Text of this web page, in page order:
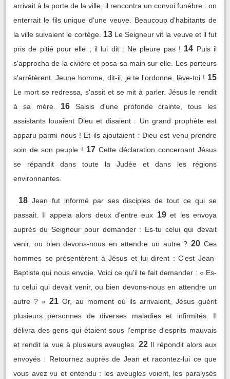
arrivait à la porte de la ville, il rencontra un convoi funèbre : on
enterrait le fils unique d'une veuve. Beaucoup d'habitants de
la ville suivaient le cortège. 13 Le Seigneur vit la veuve et il fut
pris de pitié pour elle ; il lui dit : Ne pleure pas ! 14 Puis il
s'approcha de la civière et posa sa main sur elle. Les porteurs
s'arrêtèrent. Jeune homme, dit-il, je te l'ordonne, lève-toi ! 15
Le mort se redressa, s'assit et se mit à parler. Jésus le rendit
à sa mère.
16
Saisis d'une profonde crainte, tous les
assistants louaient Dieu et disaient : Un grand prophète est
apparu parmi nous ! Et ils ajoutaient : Dieu est venu prendre
soin de son peuple ! 17 Cette déclaration concernant Jésus
se répandit dans toute la Judée et dans les régions
environnantes.
18 Jean fut informé par ses disciples de tout ce qui se
passait. Il appela alors deux d'entre eux 19 et les envoya
auprès du Seigneur pour demander : Es-tu celui qui devait
venir, ou bien devons-nous en attendre un autre ? 20 Ces
hommes se présentèrent à Jésus et lui dirent : C'est Jean-
Baptiste qui nous envoie. Voici ce qu'il te fait demander : « Es-
tu celui qui devait venir, ou bien devons-nous en attendre un
autre ? » 21 Or, au moment où ils arrivaient, Jésus guérit
plusieurs personnes de diverses maladies et infirmités. Il
délivra des gens qui étaient sous l'emprise d'esprits mauvais
et rendit la vue à plusieurs aveugles. 22 Il répondit alors aux
envoyés : Retournez auprès de Jean et racontez-lui ce que
vous avez vu et entendu : les aveugles voient, les paralysés